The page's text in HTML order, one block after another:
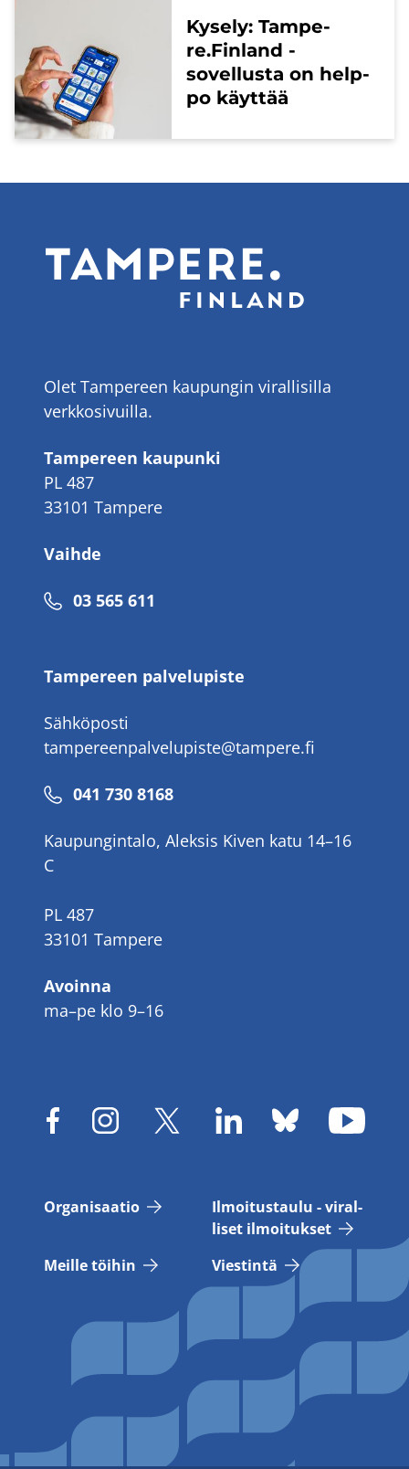
Ky­se­ly: Tam­pe­
re.Fin­land -​
sovellusta on help­
po käyt­tää
Olet Tampereen kaupungin virallisilla
verkkosivuilla.
Tampereen kaupunki
PL 487
33101 Tampere
Vaihde
Puhelinnumero
03 565 611
Tampereen palvelupiste
Sähköposti
tampereenpalvelupiste@tampere.fi
Puhelinnumero
041 730 8168
Kaupungintalo, Aleksis Kiven katu 14–16
C
PL 487
33101 Tampere
Avoinna
ma–pe klo 9–16
Or­ga­ni­saa­tio
Il­moi­tus­tau­lu - vi­ral­
li­set il­moi­tuk­set
Meil­le töi­hin
Vies­tin­tä